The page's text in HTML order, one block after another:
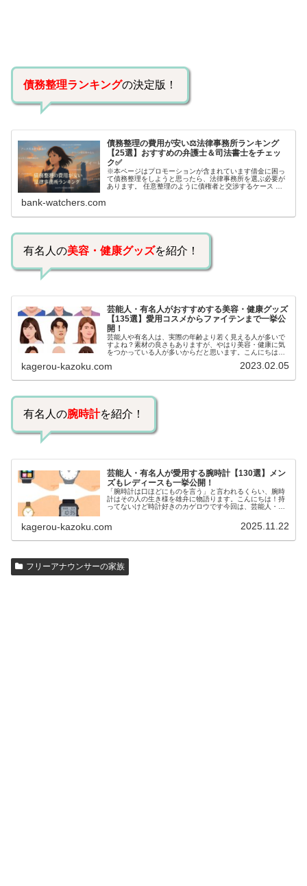
債務整理ランキングの決定版！
債務整理の費用が安い⚖️法律事務所ランキング
【25選】おすすめの弁護士＆司法書士をチェッ
ク✅
※本ページはプロモーションが含まれています借金に困っ
て債務整理をしようと思ったら、法律事務所を選ぶ必要が
あります。 任意整理のように債権者と交渉するケース 自
bank-watchers.com
有名人の美容・健康グッズを紹介！
芸能人・有名人がおすすめする美容・健康グッズ
【135選】愛用コスメからファイテンまで一挙公
開！
芸能人や有名人は、実際の年齢より若く見える人が多いで
すよね？素材の良さもありますが、やはり美容・健康に気
をつかっている人が多いからだと思います。こんにちは！
いるのでしょうか？今回は、芸能人…
kagerou-kazoku.com 2023.02.05
有名人の腕時計を紹介！
芸能人・有名人が愛用する腕時計【130選】メン
ズもレディースも一挙公開！
「腕時計は口ほどにものを言う」と言われるくらい、腕時
計はその人の生き様を雄弁に物語ります。こんにちは！持
ってないけど時計好きのカゲロウです今回は、芸能人・有
kagerou-kazoku.com 2025.11.22
フリーアナウンサーの家族